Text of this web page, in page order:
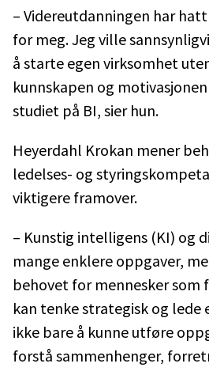
– Videreutdanningen har
for meg. Jeg ville
å starte egen virksomhet
kunnskapen og
studiet på BI, sier hun.
Heyerdahl Krokan mener
ledelses- og
viktigere framover.
– Kunstig intelligens (KI) og
mange enklere oppgaver,
behovet for mennesker som
kan tenke strategisk og lede
ikke bare å kunne utføre
forstå sammenhenger,